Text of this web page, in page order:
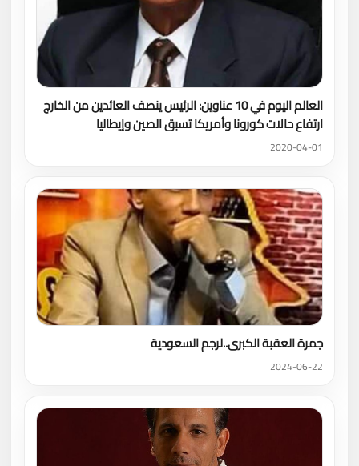
العالم اليوم في 10 عناوين: الرئيس ينصف العائدين من الخارج
ارتفاع حالات كورونا وأمريكا تسبق الصين وإيطاليا
2020-04-01
جمرة العقبة الكبرى..لرجم السعودية
2024-06-22